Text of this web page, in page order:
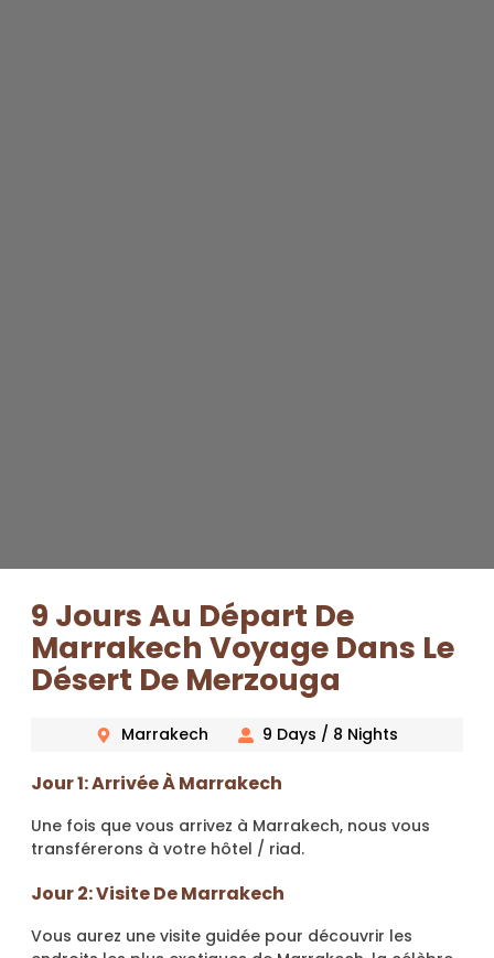
9 Jours Au Départ De
Marrakech Voyage Dans Le
Désert De Merzouga
Marrakech 9 Days / 8 Nights
Jour 1: Arrivée À Marrakech
Une fois que vous arrivez à Marrakech, nous vous
transférerons à votre hôtel / riad.
Jour 2: Visite De Marrakech
Vous aurez une visite guidée pour découvrir les